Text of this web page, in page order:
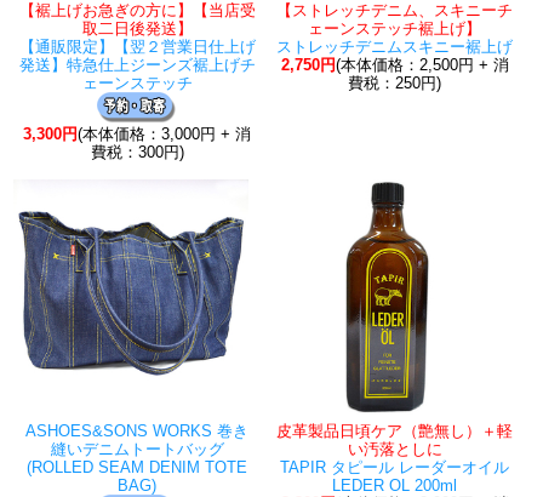
【裾上げお急ぎの方に】【当店受
取二日後発送】
【通販限定】【翌２営業日仕上げ
発送】特急仕上ジーンズ裾上げチ
ェーンステッチ
3,300円(本体価格：3,000円 + 消
費税：300円)
【ストレッチデニム、スキニーチ
ェーンステッチ裾上げ】
ストレッチデニムスキニー裾上げ
2,750円(本体価格：2,500円 + 消
費税：250円)
ASHOES&SONS WORKS 巻き
縫いデニムトートバッグ
(ROLLED SEAM DENIM TOTE
BAG)
皮革製品日頃ケア（艶無し）＋軽
い汚落としに
TAPIR タピール レーダーオイル
LEDER OL 200ml